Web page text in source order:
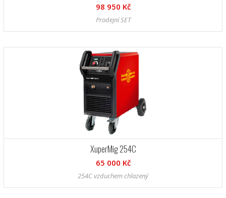
98 950 Kč
Prodejní SET
XuperMig 254C
65 000 Kč
254C vzduchem chlazený